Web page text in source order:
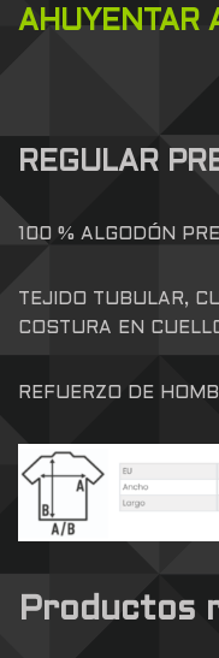
AHUYENTAR
REGULAR
100 % ALGODÓN
TEJIDO TUBULAR,
COSTURA EN
REFUERZO DE
Productos